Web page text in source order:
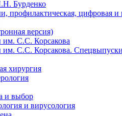
Бурденко
профилактическая, цифровая
версия)
им. С.С. Корсакова
им. С.С. Корсакова. Спецвыпуски
хирургия
и выбор
и вирусология